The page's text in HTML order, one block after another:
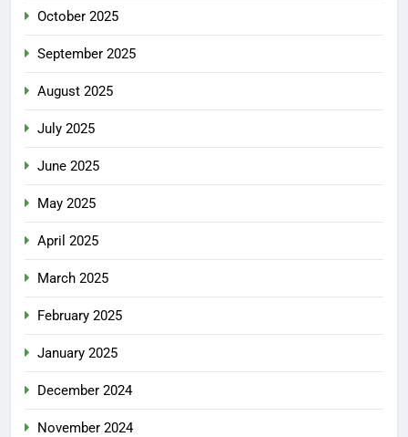
October 2025
September 2025
August 2025
July 2025
June 2025
May 2025
April 2025
March 2025
February 2025
January 2025
December 2024
November 2024